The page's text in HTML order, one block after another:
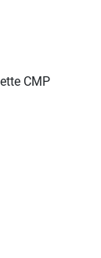
CMP